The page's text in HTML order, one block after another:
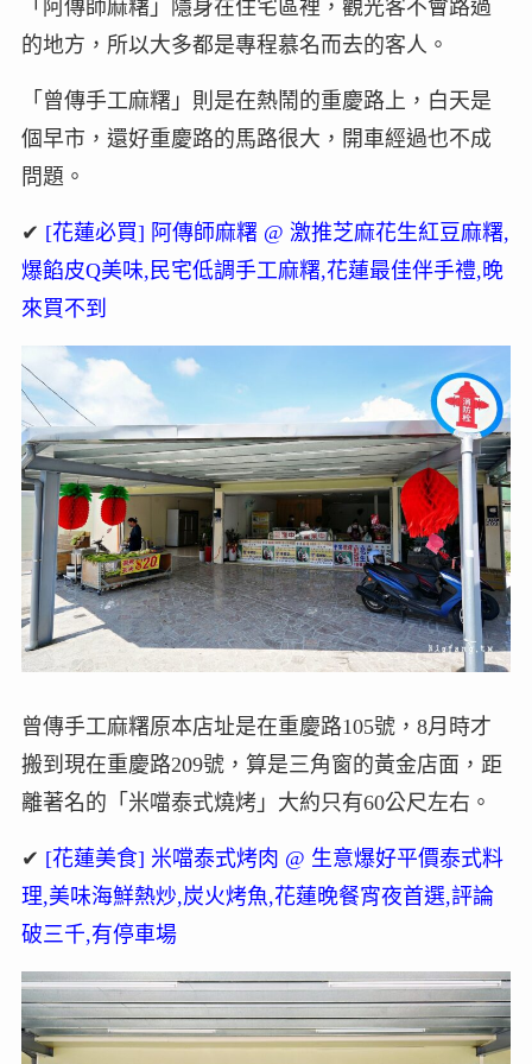
「阿傳師麻糬」隱身在住宅區裡，觀光客不會路過
的地方，所以大多都是專程慕名而去的客人。
「曾傳手工麻糬」則是在熱鬧的重慶路上，白天是
個早市，還好重慶路的馬路很大，開車經過也不成
問題。
✔ [花蓮必買] 阿傳師麻糬 @ 激推芝麻花生紅豆麻糬,
爆餡皮Q美味,民宅低調手工麻糬,花蓮最佳伴手禮,晚
來買不到
曾傳手工麻糬原本店址是在重慶路105號，8月時才
搬到現在重慶路209號，算是三角窗的黃金店面，距
離著名的「米噹泰式燒烤」大約只有60公尺左右。
✔ [花蓮美食] 米噹泰式烤肉 @ 生意爆好平價泰式料
理,美味海鮮熱炒,炭火烤魚,花蓮晚餐宵夜首選,評論
破三千,有停車場